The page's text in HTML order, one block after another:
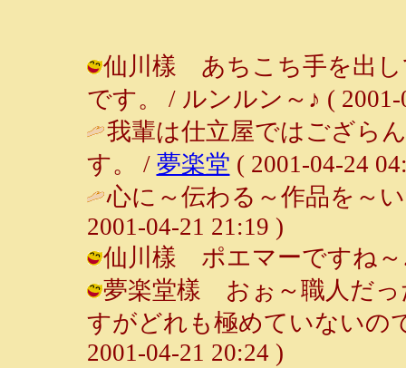
仙川樣 あちこち手を出し
です。 / ルンルン～♪ ( 2001-
我輩は仕立屋ではござら
す。 / 夢楽堂 ( 2001-04-24
心に～伝わる～作品を～
2001-04-21 21:19 )
仙川樣 ポエマーですね～
夢楽堂樣 おぉ～職人だっ
すがどれも極めていないの
2001-04-21 20:24 )